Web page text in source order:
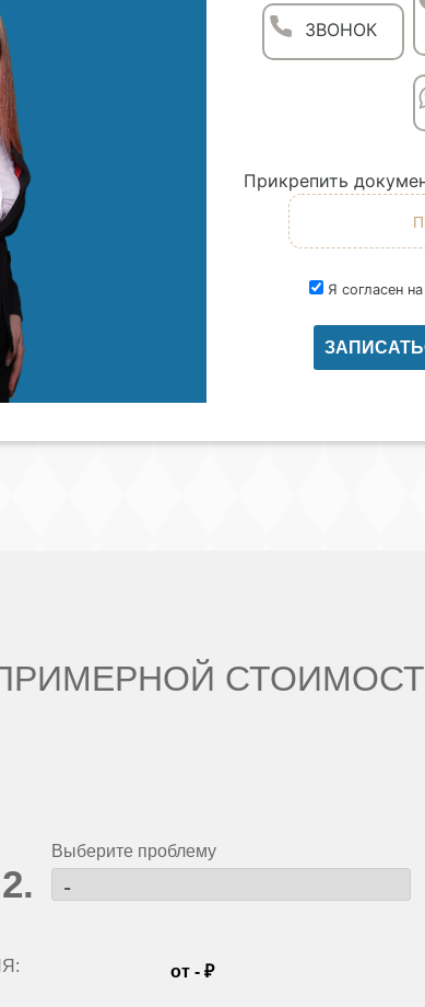
ЗВОНОК
Прикрепить
Я согласен
Выберите проблему
от - ₽